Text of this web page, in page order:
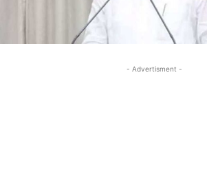
- Advertisment -